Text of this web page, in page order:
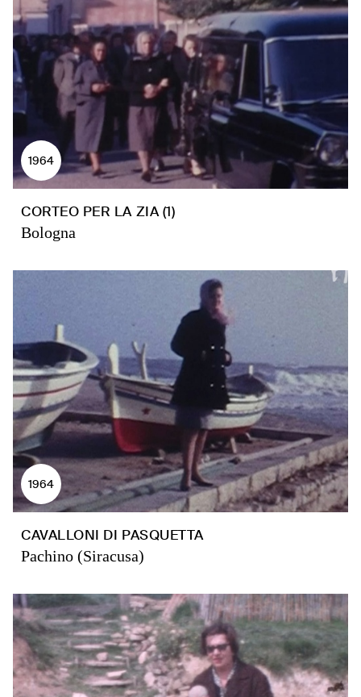
1964
CORTEO PER LA ZIA (1)
Bologna
1964
CAVALLONI DI PASQUETTA
Pachino (Siracusa)